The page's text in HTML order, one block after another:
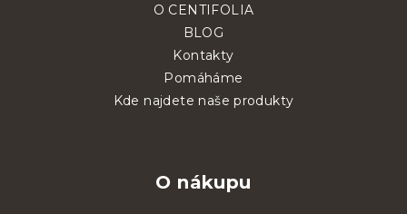
O CENTIFOLIA
BLOG
Kontakty
Pomáháme
Kde najdete naše produkty
O nákupu